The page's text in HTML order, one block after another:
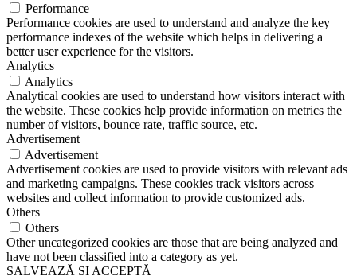
Performance
Performance cookies are used to understand and analyze the key
performance indexes of the website which helps in delivering a
better user experience for the visitors.
Analytics
Analytics
Analytical cookies are used to understand how visitors interact with
the website. These cookies help provide information on metrics the
number of visitors, bounce rate, traffic source, etc.
Advertisement
Advertisement
Advertisement cookies are used to provide visitors with relevant ads
and marketing campaigns. These cookies track visitors across
websites and collect information to provide customized ads.
Others
Others
Other uncategorized cookies are those that are being analyzed and
have not been classified into a category as yet.
SALVEAZĂ ȘI ACCEPTĂ